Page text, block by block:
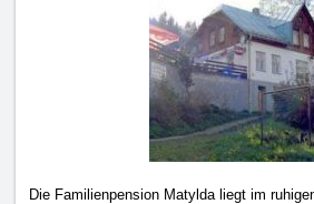
Die Familienpension Matylda liegt im